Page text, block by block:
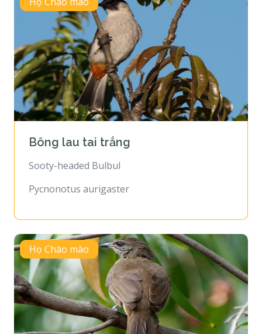
Bông lau tai trắng
Sooty-headed Bulbul
Pycnonotus aurigaster
Họ Chào mào